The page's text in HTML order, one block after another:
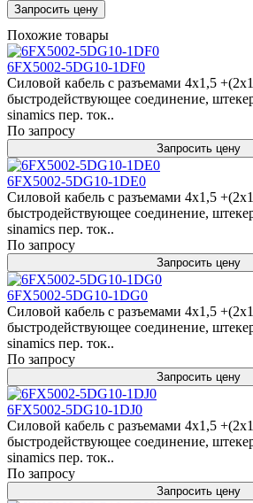
Запросить цену
Похожие товары
6FX5002-5DG10-1DF0
Силовой кабель с разъемами 4x1,5
быстродействующее соединение,
sinamics пер. ток..
По запросу
Запросить цену
6FX5002-5DG10-1DE0
Силовой кабель с разъемами 4x1,5
быстродействующее соединение,
sinamics пер. ток..
По запросу
Запросить цену
6FX5002-5DG10-1DG0
Силовой кабель с разъемами 4x1,5
быстродействующее соединение,
sinamics пер. ток..
По запросу
Запросить цену
6FX5002-5DG10-1DJ0
Силовой кабель с разъемами 4x1,5
быстродействующее соединение,
sinamics пер. ток..
По запросу
Запросить цену